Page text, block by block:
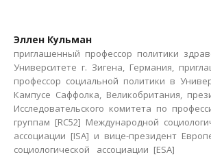
Эллен Кульман
приглашенный профессор политики
Университете г. Зигена, Германия,
профессор социальной политики в
Кампусе Саффолка, Великобритания,
Исследовательского комитета по
группам [RC52] Международной
ассоциации [ISA] и вице-президент
социологической ассоциации [ESA]